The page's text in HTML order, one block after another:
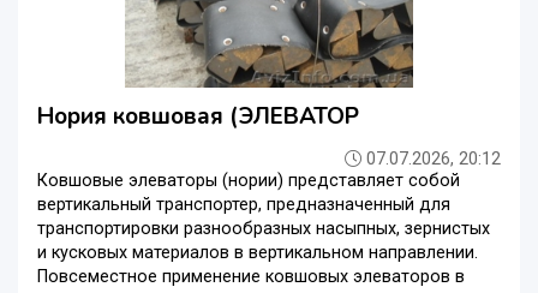
Нория ковшовая (ЭЛЕВАТОР
07.07.2026, 20:12
Ковшовые элеваторы (нории) представляет собой
вертикальный транспортер, предназначенный для
транспортировки разнообразных насыпных, зернистых
и кусковых материалов в вертикальном направлении.
Повсеместное применение ковшовых элеваторов в